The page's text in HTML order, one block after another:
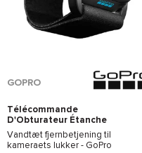
GOPRO
Télécommande
D'Obturateur Étanche
Vandtæt fjernbetjening til
kameraets lukker - GoPro